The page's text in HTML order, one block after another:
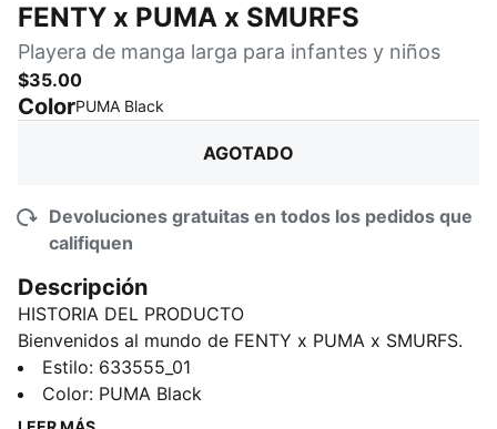
FENTY x PUMA x SMURFS
Playera de manga larga para infantes y niños
$35.00
ColorPUMA Black
AGOTADO
Devoluciones gratuitas en todos los pedidos que
califiquen
Descripción
HISTORIA DEL PRODUCTO
Bienvenidos al mundo de FENTY x PUMA x SMURFS.
Esta nueva colección está inspirada en la próxima
película Los Pitufos, con Rihanna como la icónica
Pitufina, disponible solo en cines el 18 de julio. Esta
Estilo: 633555_01
Color: PUMA Black